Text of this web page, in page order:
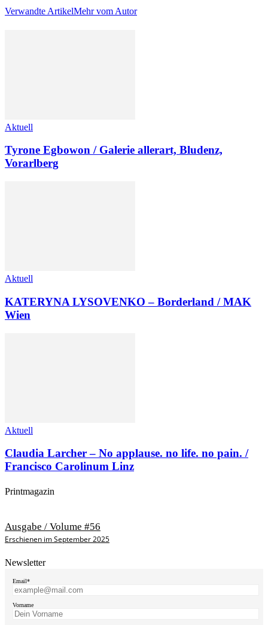
Verwandte ArtikelMehr vom Autor
Aktuell
Tyrone Egbowon / Galerie allerart, Bludenz,
Vorarlberg
Aktuell
KATERYNA LYSOVENKO – Borderland / MAK
Wien
Aktuell
Claudia Larcher – No applause. no life. no pain. /
Francisco Carolinum Linz
Printmagazin
Ausgabe / Volume #56
Erschienen im September 2025
Newsletter
Email*
Vorname